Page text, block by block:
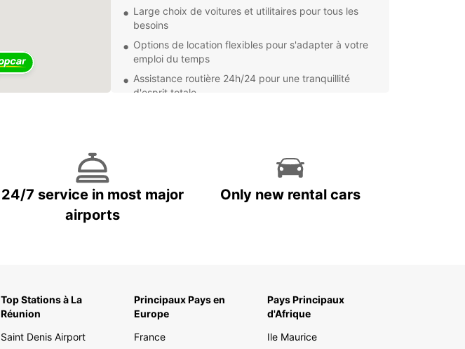
Large choix de voitures et utilitaires pour tous les
besoins
Options de location flexibles pour s'adapter à votre
emploi du temps
Assistance routière 24h/24 pour une tranquillité
d'esprit totale
découvrir les grandes villes ou simplement vous
déplacer facilement, Europcar a la solution parfaite
pour vous. Contactez-nous dès aujourd'hui pour
réserver votre véhicule et commencez à planifier votre
24/7 service in most major
airports
Only new rental cars
Top Stations à La
Réunion
Saint Denis Airport
Principaux Pays en
Europe
France
Pays Principaux
d'Afrique
Ile Maurice